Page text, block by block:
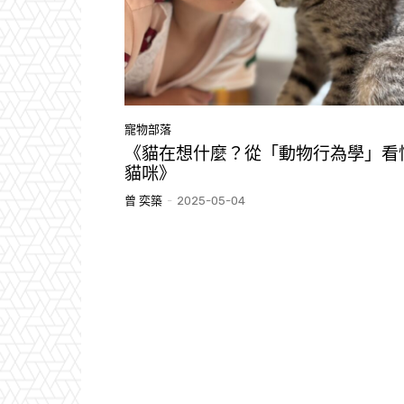
寵物部落
《貓在想什麼？從「動物行為學」看
貓咪》
曾 奕築 - 2025-05-04